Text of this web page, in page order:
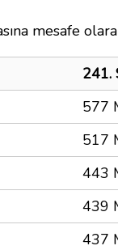
mesafe
241.
577
517
443
439
437